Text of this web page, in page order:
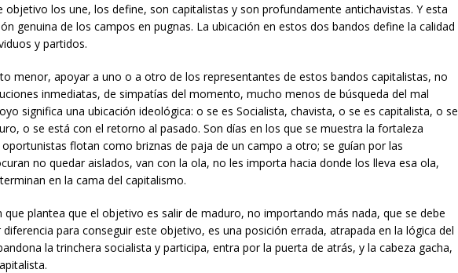
objetivo los une, los define, son capitalistas y son profundamente antichavistas. Y esta
genuina de los campos en pugnas. La ubicación en estos dos bandos define la calidad
y partidos.
menor, apoyar a uno o a otro de los representantes de estos bandos capitalistas, no
inmediatas, de simpatías del momento, mucho menos de búsqueda del mal
significa una ubicación ideológica: o se es Socialista, chavista, o se es capitalista, o se
o se está con el retorno al pasado. Son días en los que se muestra la fortaleza
flotan como briznas de paja de un campo a otro; se guían por las
no quedar aislados, van con la ola, no les importa hacia donde los lleva esa ola,
en la cama del capitalismo.
que plantea que el objetivo es salir de maduro, no importando más nada, que se debe
diferencia para conseguir este objetivo, es una posición errada, atrapada en la lógica del
la trinchera socialista y participa, entra por la puerta de atrás, y la cabeza gacha,